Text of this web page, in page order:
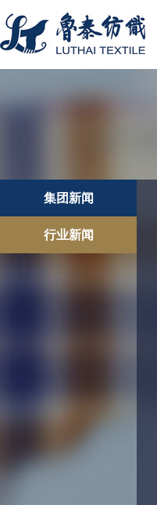
集团新闻
行业新闻